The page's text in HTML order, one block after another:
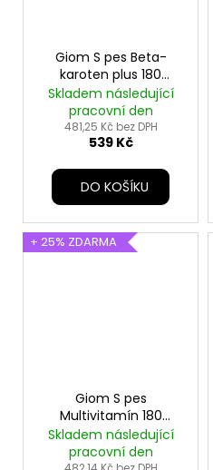
Giom S pes Beta-
karoten plus 180
tbl+25% zdarma
Skladem následující
pracovní den
481,25 Kč bez DPH
539 Kč
DO KOŠÍKU
+ 25% ZDARMA
Giom S pes
Multivitamín 180
tbl+25% zdarma
Skladem následující
pracovní den